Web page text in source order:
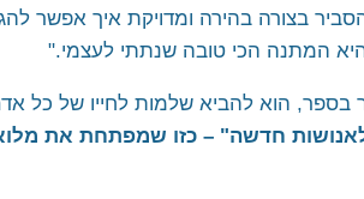
השומרון
בצורה בהירה ומדויקת איך אפשר
המתנה הכי טובה שנתתי לעצמי."
בספר, הוא להביא שלמות לחייו של כל
לאנושות חדשה" – כזו שמפתחת את